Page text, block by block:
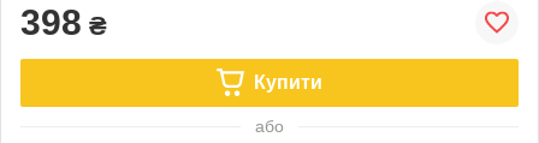
398 ₴
Купити
або